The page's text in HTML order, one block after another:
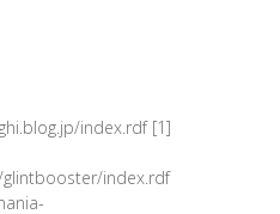
index.rdf [1]
index.rdf